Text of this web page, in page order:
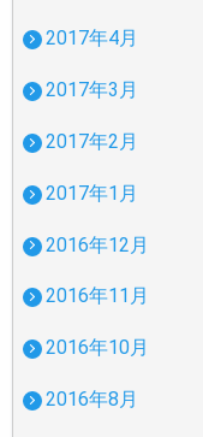
2017年4月
2017年3月
2017年2月
2017年1月
2016年12月
2016年11月
2016年10月
2016年8月